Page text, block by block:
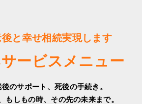
と幸せ相続実現します
ービスメニュー
のサポート、死後の手続き。
もしもの時、その先の未来まで。